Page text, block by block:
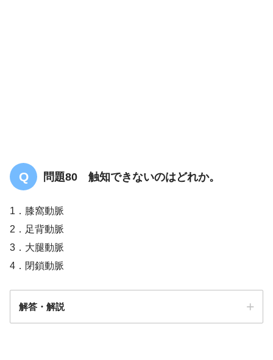
問題80 触知できないのはどれか。
1．膝窩動脈
2．足背動脈
3．大腿動脈
4．閉鎖動脈
解答・解説